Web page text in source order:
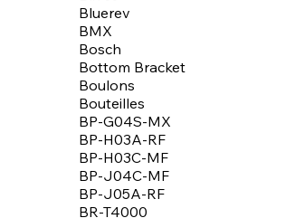
Bluerev
BMX
Bosch
Bottom Bracket
Boulons
Bouteilles
BP-G04S-MX
BP-H03A-RF
BP-H03C-MF
BP-J04C-MF
BP-J05A-RF
BR-T4000